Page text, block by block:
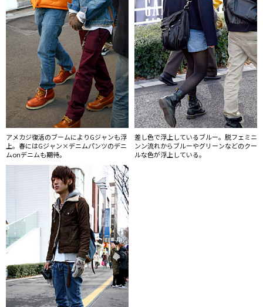
アメカジ復活のブームによりGジャンも浮
上。春にはGジャン×デニムパンツのデニ
ムonデニムも期待。
差し色で浮上しているブルー。脱フェミニ
ンン流れからブルーやグリーンなどのクー
ルな色が浮上している。